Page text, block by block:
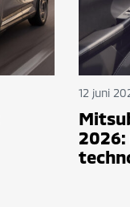
12 juni